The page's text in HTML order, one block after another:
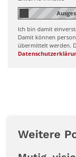
Ich bin damit
Damit können
übermittelt werden.
Weitere